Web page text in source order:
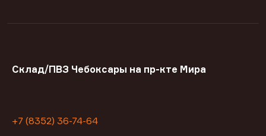
Склад/ПВЗ Чебоксары на пр-кте Мира
+7 (8352) 36-74-64